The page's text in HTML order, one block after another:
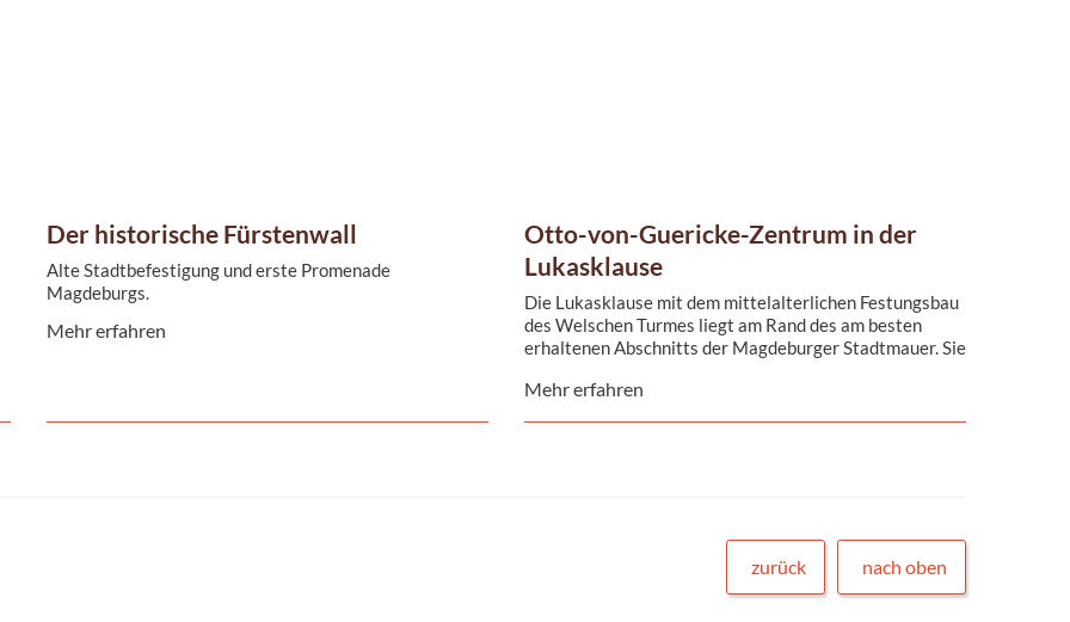
Der historische Fürstenwall
Alte Stadtbefestigung und erste Promenade
Magdeburgs.
Mehr erfahren
Otto-von-Guericke-Zentrum in der
Lukasklause
Die Lukasklause mit dem mittelalterlichen Festungsbau
des Welschen Turmes liegt am Rand des am besten
erhaltenen Abschnitts der Magdeburger Stadtmauer. Sie
Mehr erfahren
zurück nach oben